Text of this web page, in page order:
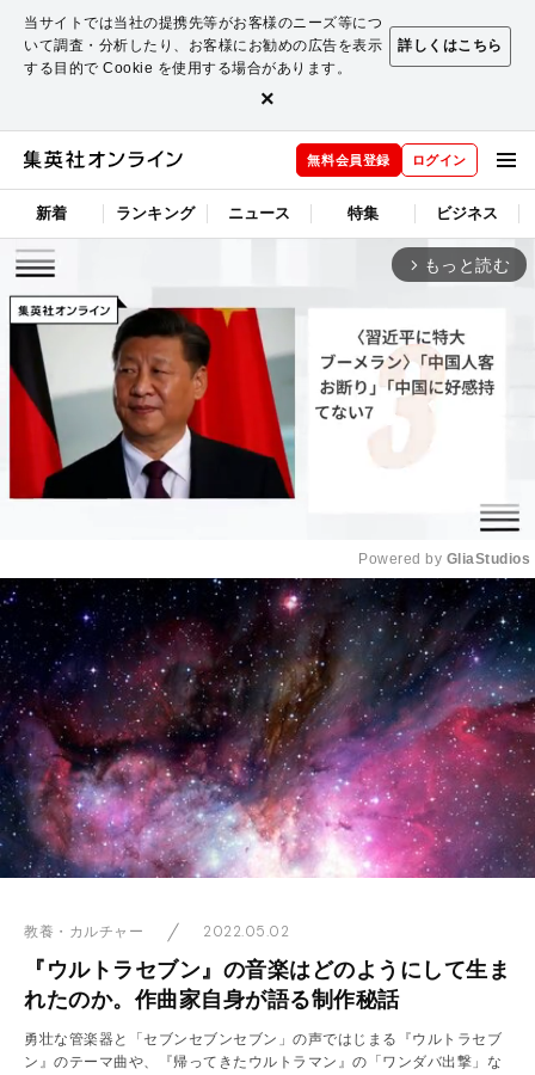
当サイトでは当社の提携先等がお客様のニーズ等につ
いて調査・分析したり、お客様にお勧めの広告を表示
する目的で Cookie を使用する場合があります。
詳しくはこちら
×
無料会員登録 ログイン
新着 ランキング ニュース 特集 ビジネス
arrow_forward_ios もっと読む
Mute
Powered by GliaStudios
教養・カルチャー 2022.05.02
『ウルトラセブン』の音楽はどのようにして生ま
れたのか。作曲家自身が語る制作秘話
勇壮な管楽器と「セブンセブンセブン」の声ではじまる『ウルトラセブ
ン』のテーマ曲や、『帰ってきたウルトラマン』の「ワンダバ出撃」な